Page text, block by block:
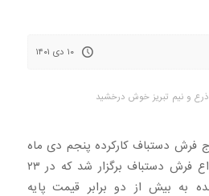
۱۰ دی ۱۴۰۱
و نیم تبریز خوش درخشید
فرش دستباف کارکرده پنجم دی ماه
۱۴۰۱ با عرضه ۸۶ تخته انواع فرش دستباف برگزار شد که در ۲۳
به بیش از دو برابر قیمت پایه